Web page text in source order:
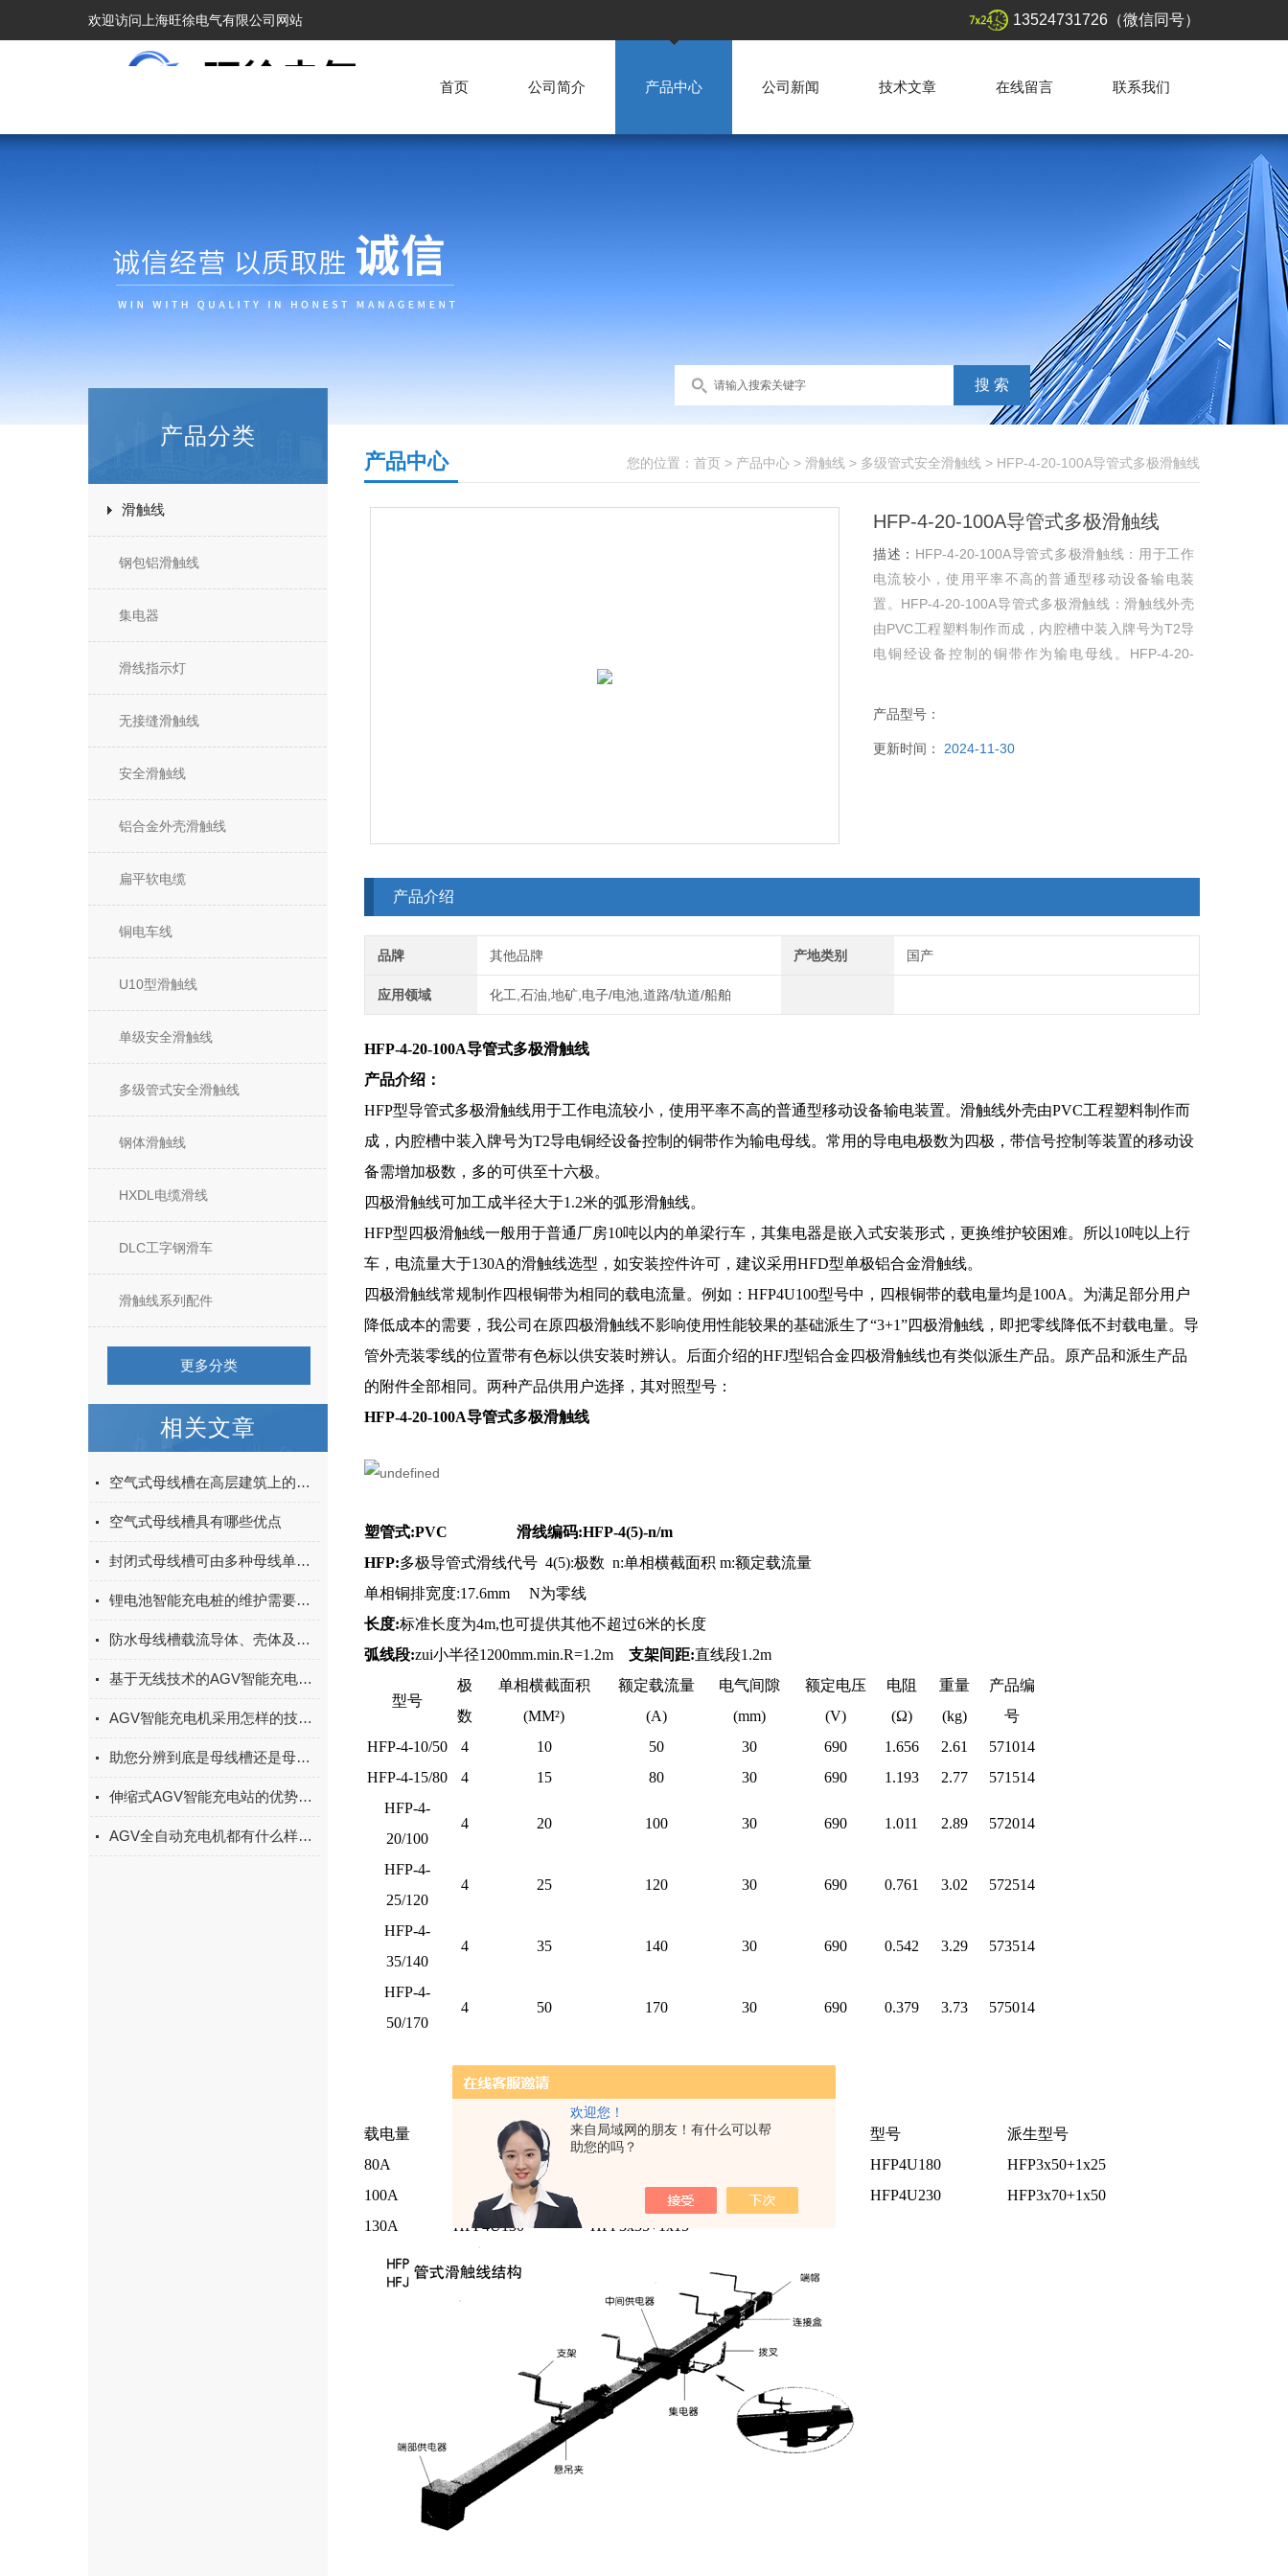
欢迎您！
来自局域网的朋友！有什么可以帮
助您的吗？
欢迎访问上海旺徐电气有限公司网站 13524731726（微信同号）
首页 公司简介 产品中心 公司新闻 技术文章 在线留言 联系我们
产品分类
滑触线
钢包铝滑触线
集电器
滑线指示灯
无接缝滑触线
安全滑触线
铝合金外壳滑触线
扁平软电缆
铜电车线
U10型滑触线
单级安全滑触线
多级管式安全滑触线
钢体滑触线
HXDL电缆滑线
DLC工字钢滑车
滑触线系列配件
更多分类
相关文章
空气式母线槽在高层建筑上的应用
空气式母线槽具有哪些优点
封闭式母线槽可由多种母线单元组成，它们分别是？
锂电池智能充电桩的维护需要注意什么？
防水母线槽载流导体、壳体及绝缘材料组成分析
基于无线技术的AGV智能充电系统探索与实践
AGV智能充电机采用怎样的技术原理和系统功能
助您分辨到底是母线槽还是母线桥？
伸缩式AGV智能充电站的优势体现在哪里？
AGV全自动充电机都有什么样的特点
您的位置： 首页 > 产品中心 > 滑触线 > 多级管式安全滑触线 > HFP-4-20-100A导管式多极滑触线
产品中心
HFP-4-20-100A导管式多极滑触线
描述： HFP-4-20-100A导管式多极滑触线：用于工作
电流较小，使用平率不高的普通型移动设备输电装
置。HFP-4-20-100A导管式多极滑触线：滑触线外壳
由PVC工程塑料制作而成，内腔槽中装入牌号为T2导
电铜经设备控制的铜带作为输电母线。HFP-4-20-
产品型号：
更新时间： 2024-11-30
产品介绍
品牌 其他品牌 产地类别 国产
应用领域 化工,石油,地矿,电子/电池,道路/轨道/船舶
HFP-4-20-100A导管式多极滑触线
产品介绍：
HFP型导管式多极滑触线用于工作电流较小，使用平率不高的普通型移动设备输电装置。滑触线外壳由PVC工程塑料制作而
成，内腔槽中装入牌号为T2导电铜经设备控制的铜带作为输电母线。常用的导电电极数为四极，带信号控制等装置的移动设
备需增加极数，多的可供至十六极。
四极滑触线可加工成半径大于1.2米的弧形滑触线。
HFP型四极滑触线一般用于普通厂房10吨以内的单梁行车，其集电器是嵌入式安装形式，更换维护较困难。所以10吨以上行
车，电流量大于130A的滑触线选型，如安装控件许可，建议采用HFD型单极铝合金滑触线。
四极滑触线常规制作四根铜带为相同的载电流量。例如：HFP4U100型号中，四根铜带的载电量均是100A。为满足部分用户
降低成本的需要，我公司在原四极滑触线不影响使用性能较果的基础派生了“3+1”四极滑触线，即把零线降低不封载电量。导
管外壳装零线的位置带有色标以供安装时辨认。后面介绍的HFJ型铝合金四极滑触线也有类似派生产品。原产品和派生产品
的附件全部相同。两种产品供用户选择，其对照型号：
HFP-4-20-100A导管式多极滑触线
塑管式:PVC 滑线编码:HFP-4(5)-n/m
HFP:多极导管式滑线代号 4(5):极数 n:单相横截面积 m:额定载流量
单相铜排宽度:17.6mm N为零线
长度:标准长度为4m,也可提供其他不超过6米的长度
弧线段:zui小半径1200mm.min.R=1.2m 支架间距:直线段1.2m
型号
极
数
单相横截面积
(MM²)
额定载流量
(A)
电气间隙
(mm)
额定电压
(V)
电阻
(Ω)
重量
(kg)
产品编
号
HFP-4-10/50
4 10 50 30 690 1.656 2.61
571014
HFP-4-15/80
4 15 80 30 690 1.193 2.77
571514
HFP-4-
20/100
4 20 100 30 690 1.011 2.89 572014
HFP-4-
25/120
4 25 120 30 690 0.761 3.02 572514
HFP-4-
35/140
4 35 140 30 690 0.542 3.29 573514
HFP-4-
50/170
4 50 170 30 690 0.379 3.73 575014
载电量 派生型号 型号
派生型号
80A
HFP4U80 HFP4U180
HFP3x50+1x25
100A
HFP4U100 HFP3x25+1x10 HFP4U230
HFP3x70+1x50
130A
HFP4U130 HFP3x35+1x15